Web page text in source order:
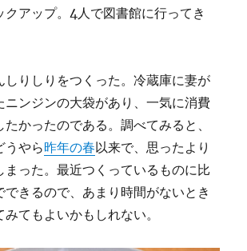
クアップ。4人で図書館に行ってき
しりしりをつくった。冷蔵庫に妻が
ニンジンの大袋があり、一気に消費
かったのである。調べてみると、
うやら昨年の春以来で、思ったより
まった。最近つくっているものに比
できるので、あまり時間がないとき
てもよいかもしれない。